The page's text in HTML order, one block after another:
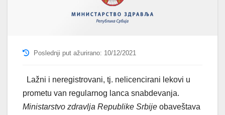
Poslednji put ažurirano: 10/12/2021
Lažni i neregistrovani, tj. nelicencirani lekovi u
prometu van regularnog lanca snabdevanja.
Ministarstvo zdravlja Republike Srbije obaveštava